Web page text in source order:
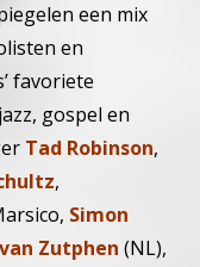
een mix
en
favoriete
gospel en
Tad Robinson,
,
Simon
Zutphen (NL),